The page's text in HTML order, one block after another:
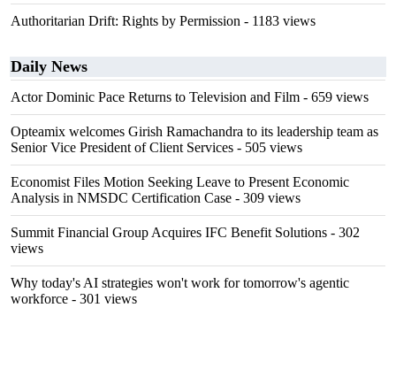
Authoritarian Drift: Rights by Permission - 1183 views
Daily News
Actor Dominic Pace Returns to Television and Film - 659 views
Opteamix welcomes Girish Ramachandra to its leadership team as
Senior Vice President of Client Services - 505 views
Economist Files Motion Seeking Leave to Present Economic
Analysis in NMSDC Certification Case - 309 views
Summit Financial Group Acquires IFC Benefit Solutions - 302
views
Why today's AI strategies won't work for tomorrow's agentic
workforce - 301 views